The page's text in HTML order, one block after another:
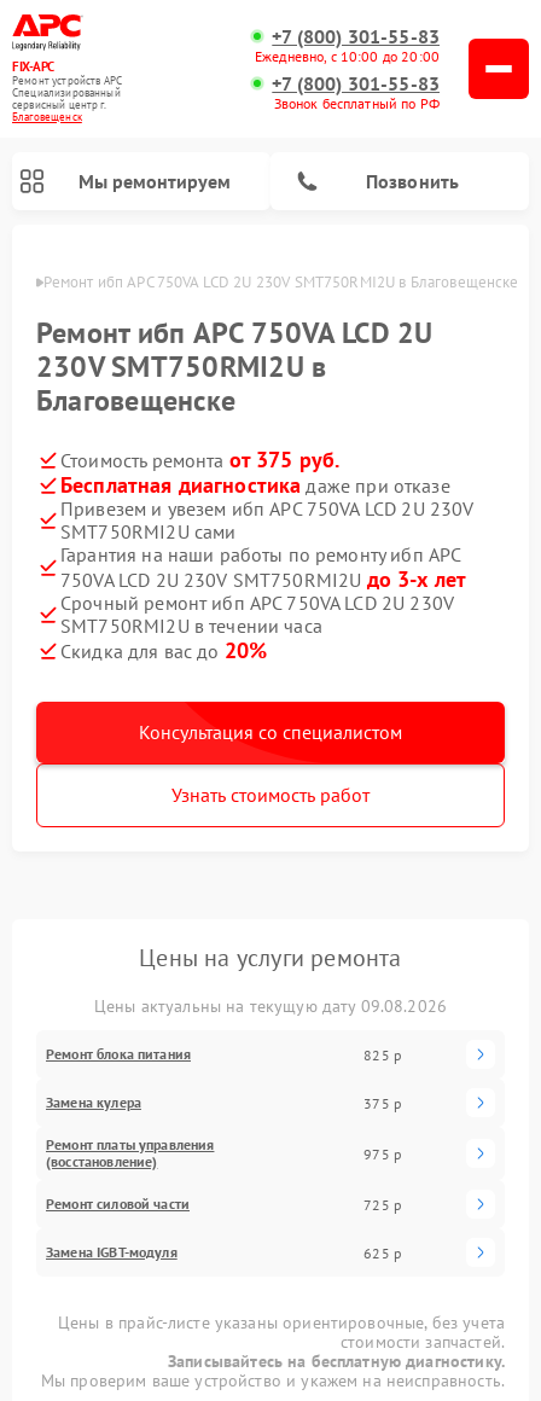
FIX-APC
Ремонт устройств APC
Специализированный
cервисный центр г.
Благовещенск
+7 (800) 301-55-83
Ежедневно, с 10:00 до 20:00
+7 (800) 301-55-83
Звонок бесплатный по РФ
Мы ремонтируем Позвонить
Ремонт ибп APC 750VA LCD 2U 230V SMT750RMI2U в Благовещенске
Ремонт ибп APC 750VA LCD 2U
230V SMT750RMI2U в
Благовещенске
Стоимость ремонта от 375 руб.
Бесплатная диагностика даже при отказе
Привезем и увезем ибп APC 750VA LCD 2U 230V
SMT750RMI2U сами
Гарантия на наши работы по ремонту ибп APC
750VA LCD 2U 230V SMT750RMI2U до 3-х лет
Срочный ремонт ибп APC 750VA LCD 2U 230V
SMT750RMI2U в течении часа
Скидка для вас до 20%
Консультация со специалистом
Узнать стоимость работ
Цены на услуги ремонта
Цены актуальны на текущую дату 09.08.2026
Ремонт блока питания 825 р
Замена кулера 375 р
Ремонт платы управления
(восстановление)
975 р
Ремонт силовой части 725 р
Замена IGBT-модуля 625 р
Цены в прайс-листе указаны ориентировочные, без учета
стоимости запчастей.
Записывайтесь на бесплатную диагностику.
Мы проверим ваше устройство и укажем на неисправность.